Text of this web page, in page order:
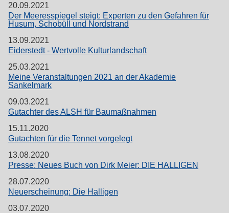
20.09.2021
Der Meeresspiegel steigt: Experten zu den Gefahren für
Husum, Schobüll und Nordstrand
13.09.2021
Eiderstedt - Wertvolle Kulturlandschaft
25.03.2021
Meine Veranstaltungen 2021 an der Akademie
Sankelmark
09.03.2021
Gutachter des ALSH für Baumaßnahmen
15.11.2020
Gutachten für die Tennet vorgelegt
13.08.2020
Presse: Neues Buch von Dirk Meier: DIE HALLIGEN
28.07.2020
Neuerscheinung: Die Halligen
03.07.2020